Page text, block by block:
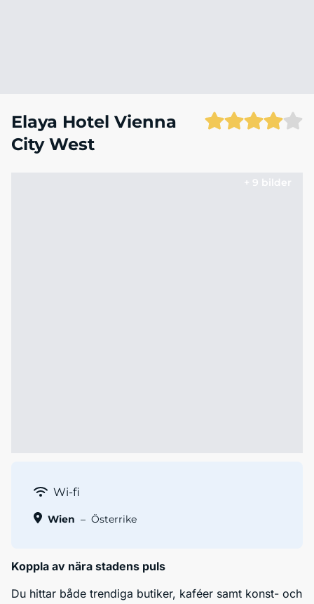
Elaya Hotel Vienna
City West
+ 9 bilder
Wi-fi
Wien – Österrike
Koppla av nära stadens puls
Du hittar både trendiga butiker, kaféer samt konst- och